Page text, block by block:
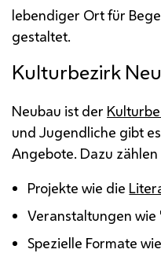
lebendiger Ort für
gestaltet.
Kulturbezirk
Neubau ist der
und Jugendliche gibt
Angebote. Dazu
Projekte wie die
Veranstaltungen
Spezielle Formate wie